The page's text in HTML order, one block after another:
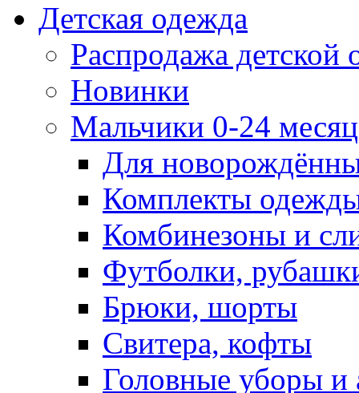
Детская одежда
Распродажа детской
Новинки
Мальчики 0-24
Для
Комплекты
Комбинезоны и
Футболки,
Брюки, шорты
Свитера, кофты
Головные уборы и